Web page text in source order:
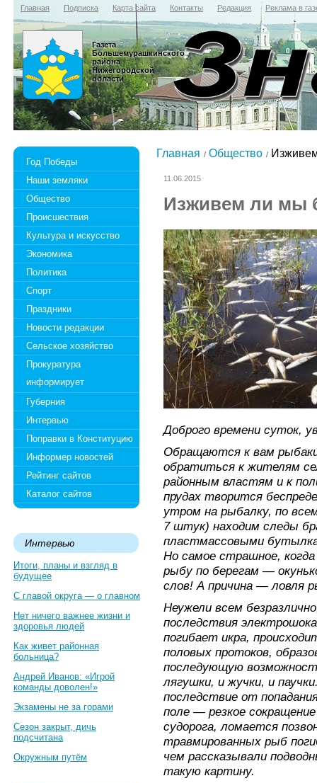
Главная Подписка Карта сайта Контакты Редакция Реклама в
Газета
Большемурашкинского
района
Нижегородской
области
Год Победы
Наши земляки
Общество
Происшествия
Культура и искусство
Экономика
Политика
Спорт
Праздники
Новости редакции
Сельское хозяйство
Прокуратура
информирует
Губерния
Интервью
Поправки в Конституцию
Информер новостей
Рейтинг сайтов
Каталог сайтов
Интервью
Итоги, планы и взгляд в
будущее
С главой округа — о главном
Нет ничего важнее жизни и
здоровья людей
Как живет районная
больница?
Андрей Иванов: «Игрой
команды доволен!»
Экзамены не за горами
Сезон закрыт, дичь
подсчитана
Окружным путём
Главная Общество
11.06.2015
Изживем ли мы
Доброго времени суток,
Обращаются к вам
обратиться к жителям
районным властям и к
прудах творится
утром на рыбалку, по
7 штук) находим следы
пластмассовыми
Но самое страшное,
рыбу по берегам —
слов! А причина — ловля
Неужели всем
последствия
погибает икра,
половых протоков,
последующую
лягушки, и жучки, и
последствие от
поле — резкое
судорога, ломается
травмированных рыб
чем рассказывали
такую картину.